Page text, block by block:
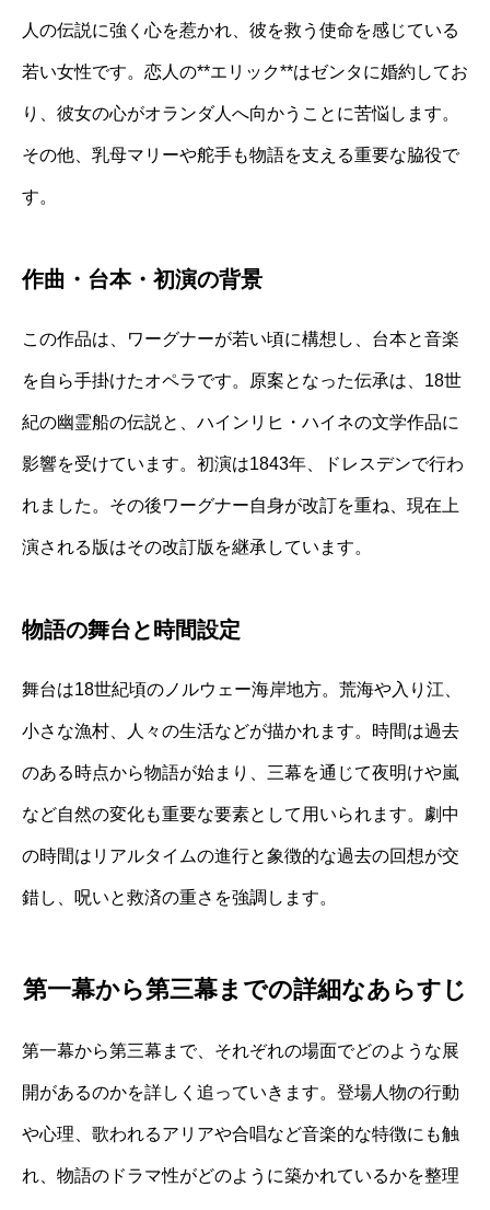
人の伝説に強く心を惹かれ、彼を救う使命を感じている
若い女性です。恋人の**エリック**はゼンタに婚約してお
り、彼女の心がオランダ人へ向かうことに苦悩します。
その他、乳母マリーや舵手も物語を支える重要な脇役で
す。
作曲・台本・初演の背景
この作品は、ワーグナーが若い頃に構想し、台本と音楽
を自ら手掛けたオペラです。原案となった伝承は、18世
紀の幽霊船の伝説と、ハインリヒ・ハイネの文学作品に
影響を受けています。初演は1843年、ドレスデンで行わ
れました。その後ワーグナー自身が改訂を重ね、現在上
演される版はその改訂版を継承しています。
物語の舞台と時間設定
舞台は18世紀頃のノルウェー海岸地方。荒海や入り江、
小さな漁村、人々の生活などが描かれます。時間は過去
のある時点から物語が始まり、三幕を通じて夜明けや嵐
など自然の変化も重要な要素として用いられます。劇中
の時間はリアルタイムの進行と象徴的な過去の回想が交
錯し、呪いと救済の重さを強調します。
第一幕から第三幕までの詳細なあらすじ
第一幕から第三幕まで、それぞれの場面でどのような展
開があるのかを詳しく追っていきます。登場人物の行動
や心理、歌われるアリアや合唱など音楽的な特徴にも触
れ、物語のドラマ性がどのように築かれているかを整理